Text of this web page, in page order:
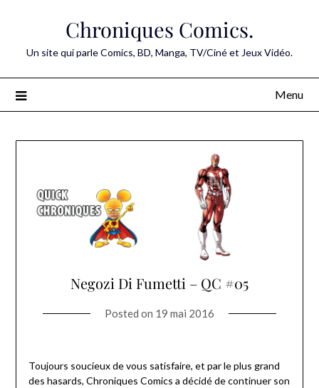
Chroniques Comics.
Un site qui parle Comics, BD, Manga, TV/Ciné et Jeux Vidéo.
Menu
Negozi Di Fumetti – QC #05
Posted on 19 mai 2016
Toujours soucieux de vous satisfaire, et par le plus grand
des hasards, Chroniques Comics a décidé de continuer son